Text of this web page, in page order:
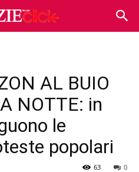
AL BUIO
NOTTE: in
le
popolari
0
63